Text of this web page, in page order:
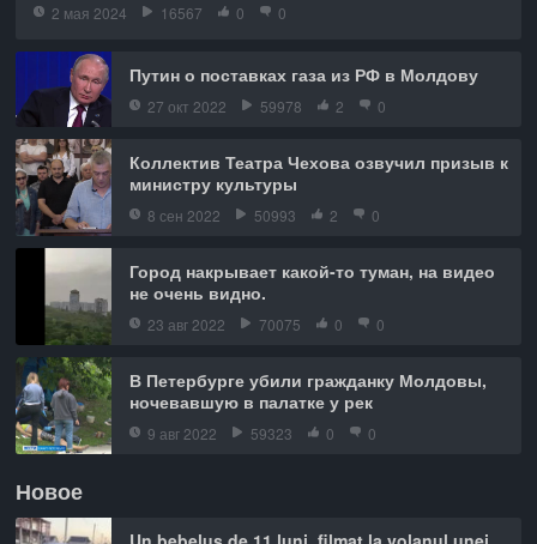
2 мая 2024 16567 0 0
Путин о поставках газа из РФ в Молдову
27 окт 2022 59978 2 0
Коллектив Театра Чехова озвучил призыв к
министру культуры
8 сен 2022 50993 2 0
Город накрывает какой-то туман, на видео
не очень видно.
23 авг 2022 70075 0 0
В Петербурге убили гражданку Молдовы,
ночевавшую в палатке у рек
9 авг 2022 59323 0 0
Новое